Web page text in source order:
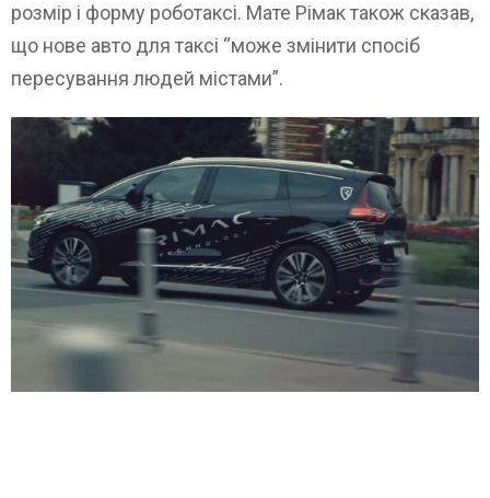
розмір і форму роботаксі. Мате Рімак також сказав,
що нове авто для таксі “може змінити спосіб
пересування людей містами”.